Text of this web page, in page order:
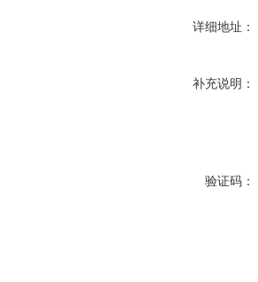
详细地址：
补充说明：
验证码：